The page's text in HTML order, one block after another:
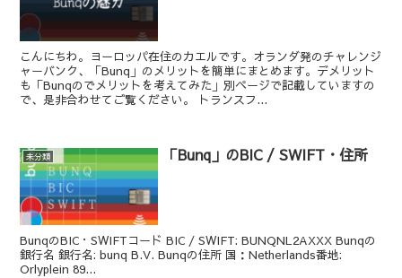
こんにちわ。ヨーロッパ在住のカエルです。オランダ発のチャレンジ
ャーバンク、「Bunq」のメリットを簡単にまとめます。デメリット
も「Bunqのでメリットを考えてみた」別ページで記載していますの
で、是非合わせてご覧ください。 トランスフ...
未分類 「Bunq」のBIC / SWIFT・住所
BunqのBIC・SWIFTコード BIC / SWIFT: BUNQNL2AXXX Bunqの
銀行名 銀行名: bunq B.V. Bunqの住所 国：Netherlands番地:
Orlyplein 89...